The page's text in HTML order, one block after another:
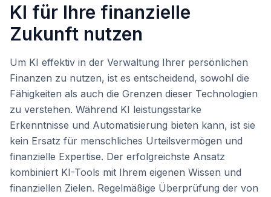
KI für Ihre finanzielle
Zukunft nutzen
Um KI effektiv in der Verwaltung Ihrer persönlichen
Finanzen zu nutzen, ist es entscheidend, sowohl die
Fähigkeiten als auch die Grenzen dieser Technologien
zu verstehen. Während KI leistungsstarke
Erkenntnisse und Automatisierung bieten kann, ist sie
kein Ersatz für menschliches Urteilsvermögen und
finanzielle Expertise. Der erfolgreichste Ansatz
kombiniert KI-Tools mit Ihrem eigenen Wissen und
finanziellen Zielen. Regelmäßige Überprüfung der von